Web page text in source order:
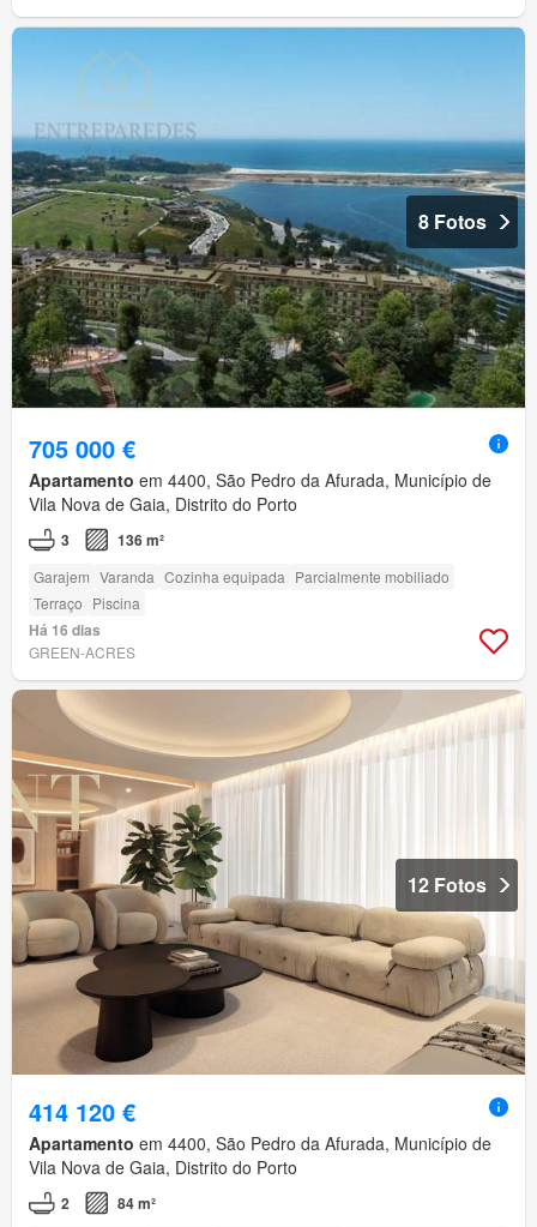
8 Fotos
705 000 €
Apartamento em 4400, São Pedro da Afurada, Município de
Vila Nova de Gaia, Distrito do Porto
3 136 m²
Garajem Varanda Cozinha equipada Parcialmente mobiliado
Terraço Piscina
Há 16 dias
GREEN-ACRES
12 Fotos
414 120 €
Apartamento em 4400, São Pedro da Afurada, Município de
Vila Nova de Gaia, Distrito do Porto
2 84 m²